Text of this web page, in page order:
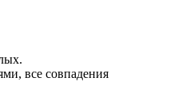
все совпадения